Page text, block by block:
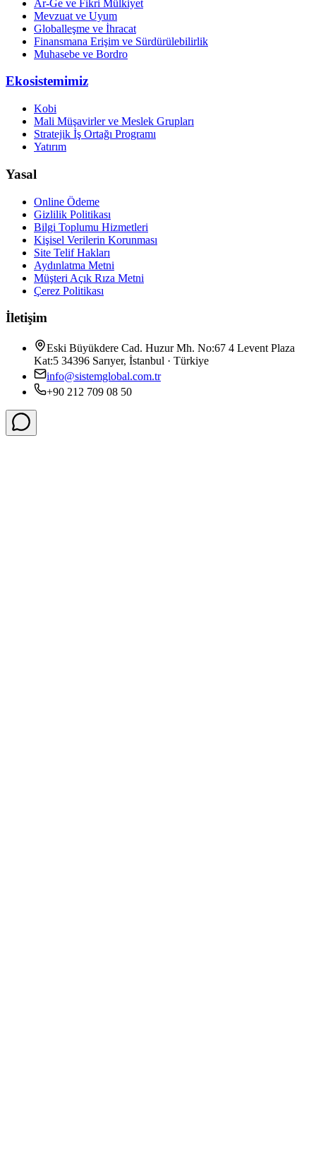
Ar-Ge ve Fikri Mülkiyet
Mevzuat ve Uyum
Globalleşme ve İhracat
Finansmana Erişim ve Sürdürülebilirlik
Muhasebe ve Bordro
Ekosistemimiz
Kobi
Mali Müşavirler ve Meslek Grupları
Stratejik İş Ortağı Programı
Yatırım
Yasal
Online Ödeme
Gizlilik Politikası
Bilgi Toplumu Hizmetleri
Kişisel Verilerin Korunması
Site Telif Hakları
Aydınlatma Metni
Müşteri Açık Rıza Metni
Çerez Politikası
İletişim
Eski Büyükdere Cad. Huzur Mh. No:67 4 Levent Plaza
Kat:5 34396 Sarıyer, İstanbul · Türkiye
info@sistemglobal.com.tr
+90 212 709 08 50